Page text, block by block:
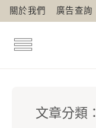
關於我們 廣告查詢
文章分類：